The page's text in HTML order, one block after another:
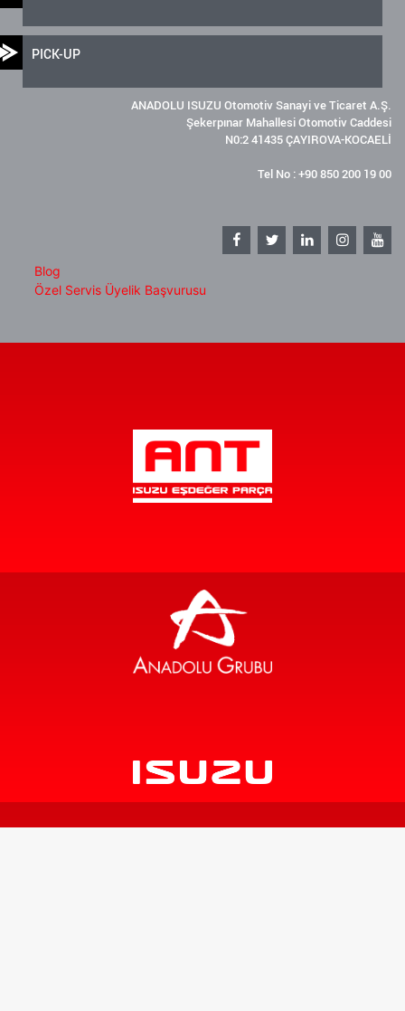
PICK-UP
ANADOLU ISUZU Otomotiv Sanayi ve Ticaret A.Ş.
Şekerpınar Mahallesi Otomotiv Caddesi
N0:2 41435 ÇAYIROVA-KOCAELİ
Tel No : +90 850 200 19 00
Blog
Özel Servis Üyelik Başvurusu